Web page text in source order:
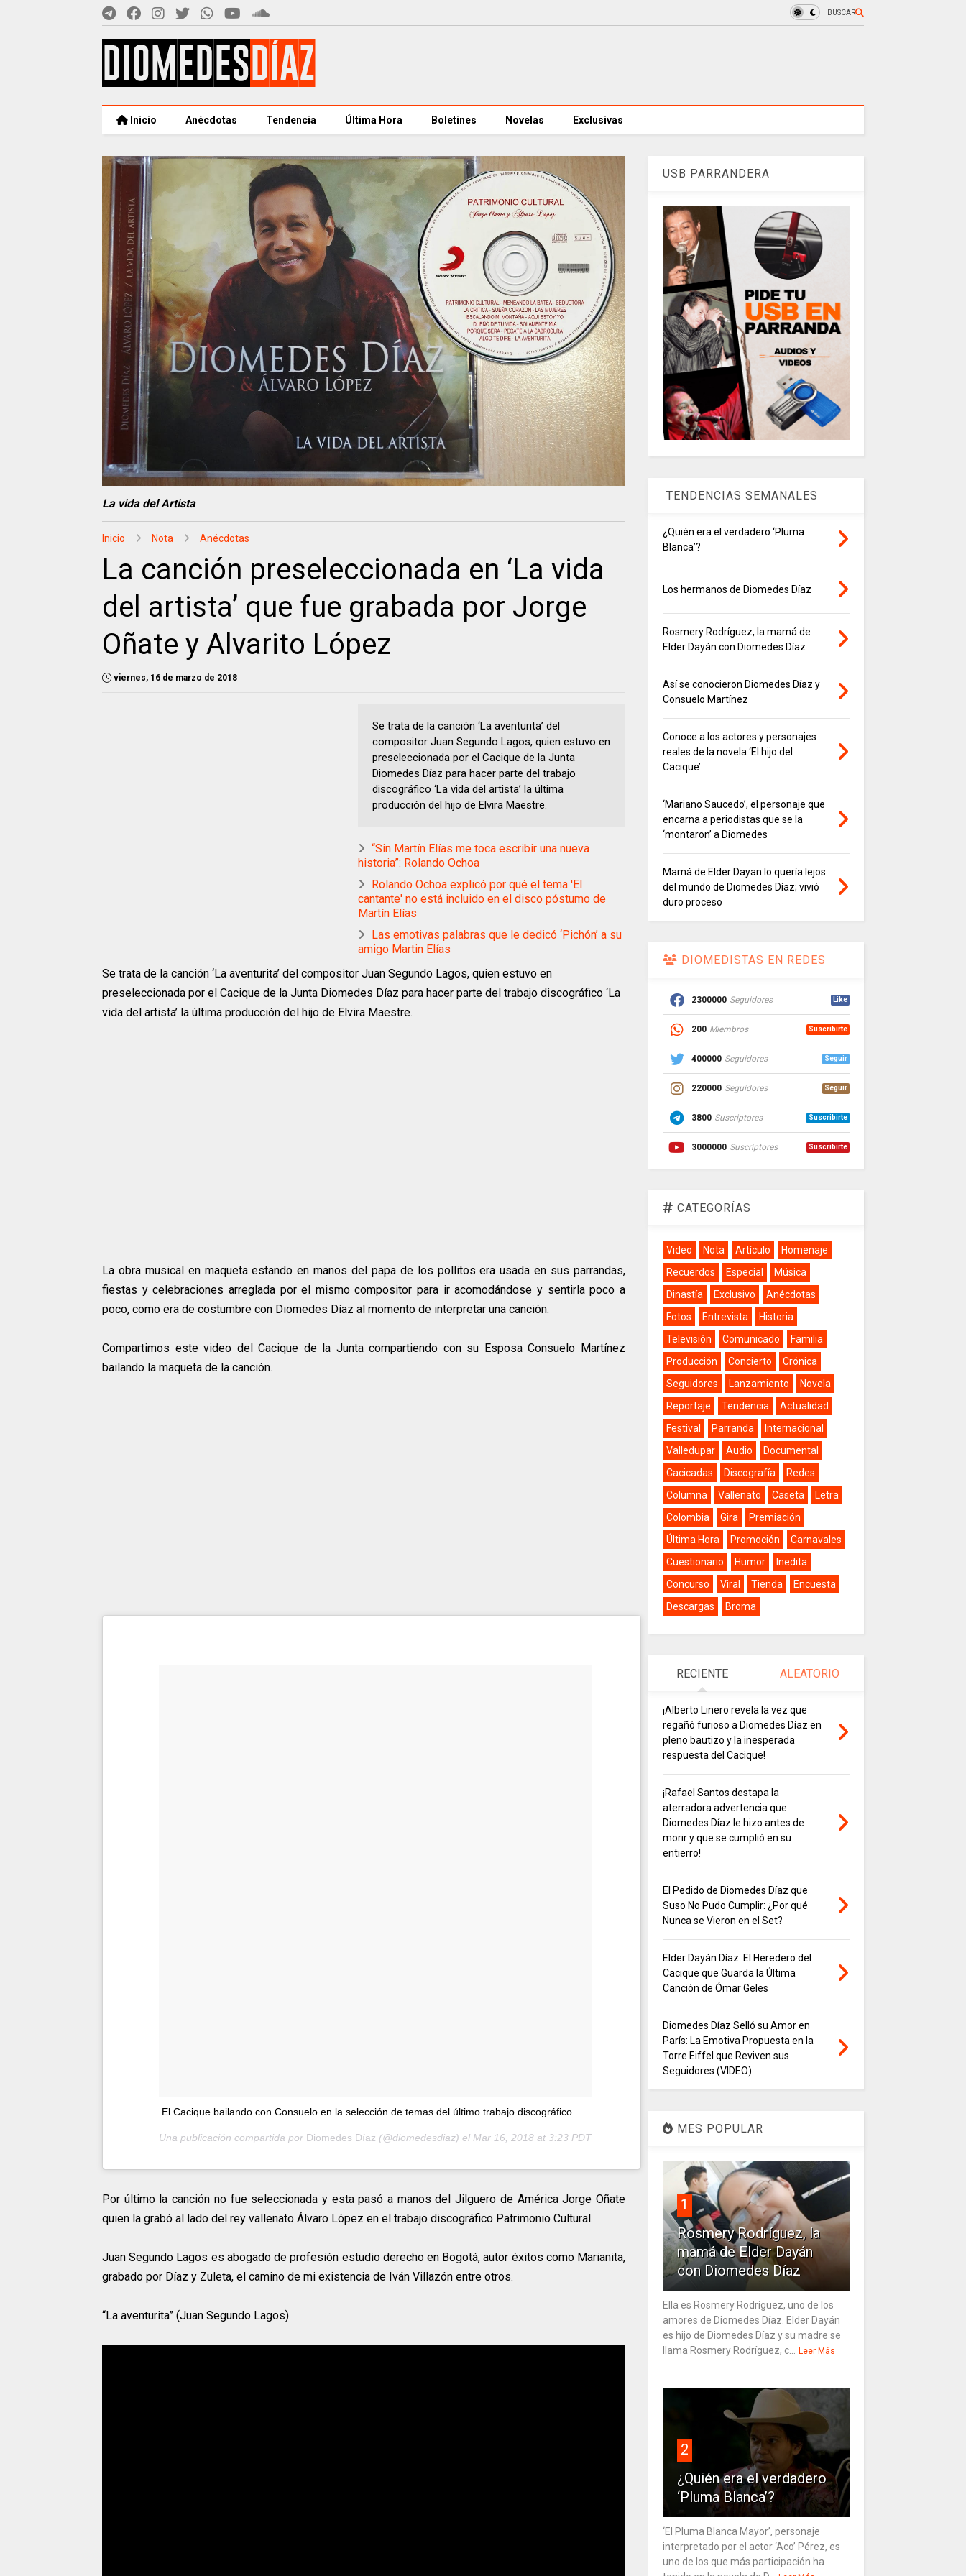
BUSCAR
Inicio Anécdotas Tendencia Última Hora Boletines Novelas Exclusivas
La vida del Artista
Inicio Nota Anécdotas
La canción preseleccionada en ‘La vida
del artista’ que fue grabada por Jorge
Oñate y Alvarito López
viernes, 16 de marzo de 2018
Se trata de la canción ‘La aventurita’ del
compositor Juan Segundo Lagos, quien estuvo en
preseleccionada por el Cacique de la Junta
Diomedes Díaz para hacer parte del trabajo
discográfico ‘La vida del artista’ la última
producción del hijo de Elvira Maestre.
“Sin Martín Elías me toca escribir una nueva
historia”: Rolando Ochoa
Rolando Ochoa explicó por qué el tema 'El
cantante' no está incluido en el disco póstumo de
Martín Elías
Las emotivas palabras que le dedicó ‘Pichón’ a su
amigo Martin Elías
Se trata de la canción ‘La aventurita’ del compositor Juan Segundo Lagos, quien estuvo en
preseleccionada por el Cacique de la Junta Diomedes Díaz para hacer parte del trabajo discográfico ‘La
vida del artista’ la última producción del hijo de Elvira Maestre.
La obra musical en maqueta estando en manos del papa de los pollitos era usada en sus parrandas,
fiestas y celebraciones arreglada por el mismo compositor para ir acomodándose y sentirla poco a
poco, como era de costumbre con Diomedes Díaz al momento de interpretar una canción.
Compartimos este video del Cacique de la Junta compartiendo con su Esposa Consuelo Martínez
bailando la maqueta de la canción.
El Cacique bailando con Consuelo en la selección de temas del último trabajo discográfico.
Una publicación compartida por Diomedes Díaz (@diomedesdiaz) el Mar 16, 2018 at 3:23 PDT
Por último la canción no fue seleccionada y esta pasó a manos del Jilguero de América Jorge Oñate
quien la grabó al lado del rey vallenato Álvaro López en el trabajo discográfico Patrimonio Cultural.
Juan Segundo Lagos es abogado de profesión estudio derecho en Bogotá, autor éxitos como Marianita,
grabado por Díaz y Zuleta, el camino de mi existencia de Iván Villazón entre otros.
“La aventurita” (Juan Segundo Lagos).
USB PARRANDERA
TENDENCIAS SEMANALES
¿Quién era el verdadero ‘Pluma
Blanca’?
Los hermanos de Diomedes Díaz
Rosmery Rodríguez, la mamá de
Elder Dayán con Diomedes Díaz
Así se conocieron Diomedes Díaz y
Consuelo Martínez
Conoce a los actores y personajes
reales de la novela ‘El hijo del
Cacique’
‘Mariano Saucedo’, el personaje que
encarna a periodistas que se la
‘montaron’ a Diomedes
Mamá de Elder Dayan lo quería lejos
del mundo de Diomedes Díaz; vivió
duro proceso
DIOMEDISTAS EN REDES
2300000 Seguidores Like
200 Miembros Suscribirte
400000 Seguidores Seguir
220000 Seguidores Seguir
3800 Suscriptores Suscribirte
3000000 Suscriptores Suscribirte
CATEGORÍAS
Video Nota Artículo
Homenaje
Recuerdos
Especial
Música
Dinastía
Exclusivo
Anécdotas
Fotos
Entrevista
Historia
Televisión
Comunicado
Familia
Producción
Concierto
Crónica
Seguidores
Lanzamiento
Novela
Reportaje
Tendencia
Actualidad
Festival
Parranda
Internacional
Valledupar
Audio
Documental
Cacicadas
Discografía
Redes
Columna
Vallenato Caseta
Letra
Colombia
Gira
Premiación
Última Hora
Promoción
Carnavales
Cuestionario
Humor
Inedita
Concurso
Viral Tienda
Encuesta
Descargas
Broma
RECIENTE ALEATORIO
¡Alberto Linero revela la vez que
regañó furioso a Diomedes Díaz en
pleno bautizo y la inesperada
respuesta del Cacique!
¡Rafael Santos destapa la
aterradora advertencia que
Diomedes Díaz le hizo antes de
morir y que se cumplió en su
entierro!
El Pedido de Diomedes Díaz que
Suso No Pudo Cumplir: ¿Por qué
Nunca se Vieron en el Set?
Elder Dayán Díaz: El Heredero del
Cacique que Guarda la Última
Canción de Ómar Geles
Diomedes Díaz Selló su Amor en
París: La Emotiva Propuesta en la
Torre Eiffel que Reviven sus
Seguidores (VIDEO)
MES POPULAR
1
Rosmery Rodríguez, la
mamá de Elder Dayán
con Diomedes Díaz
Ella es Rosmery Rodríguez, uno de los
amores de Diomedes Díaz. Elder Dayán
es hijo de Diomedes Díaz y su madre se
llama Rosmery Rodríguez, c... Leer Más
2
¿Quién era el verdadero
‘Pluma Blanca’?
‘El Pluma Blanca Mayor’, personaje
interpretado por el actor ‘Aco’ Pérez, es
uno de los que más participación ha